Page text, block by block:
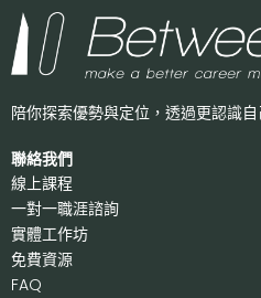
陪你探索優勢與定位，透過更認識自
聯絡我們
線上課程
一對一職涯諮詢
實體工作坊
免費資源
FAQ